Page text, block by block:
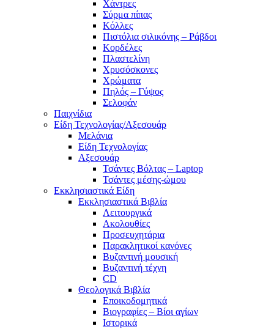
Χάντρες
Σύρμα πίπας
Κόλλες
Πιστόλια σιλικόνης – Ράβδοι
Κορδέλες
Πλαστελίνη
Χρυσόσκονες
Χρώματα
Πηλός – Γύψος
Σελοφάν
Παιχνίδια
Είδη Τεχνολογίας/Αξεσουάρ
Μελάνια
Είδη Τεχνολογίας
Αξεσουάρ
Τσάντες Βόλτας – Laptop
Τσάντες μέσης-ώμου
Εκκλησιαστικά Είδη
Εκκλησιαστικά Βιβλία
Λειτουργικά
Ακολουθίες
Προσευχητάρια
Παρακλητικοί κανόνες
Βυζαντινή μουσική
Βυζαντινή τέχνη
CD
Θεολογικά Βιβλία
Εποικοδομητικά
Βιογραφίες – Βίοι αγίων
Ιστορικά